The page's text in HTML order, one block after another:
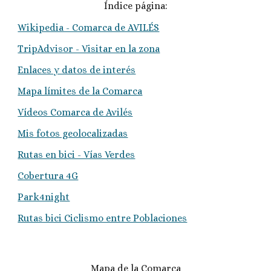
Índice página:
Wikipedia - Comarca de AVILÉS
TripAdvisor - Visitar en la zona
Enlaces y datos de interés
Mapa límites de la Comarca
Vídeos Comarca de Avilés
Mis fotos geolocalizadas
Rutas en bici - Vías Verdes
Cobertura 4G
Park4night
Rutas bici Ciclismo entre Poblaciones
Mapa de la Comarca